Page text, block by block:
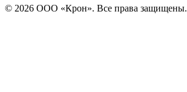
© 2026 ООО «Крон». Все права защищены.